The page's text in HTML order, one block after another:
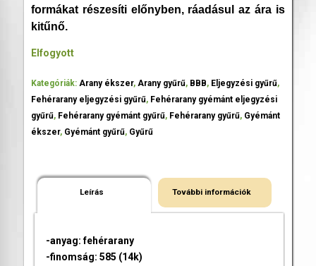
formákat részesíti előnyben, ráadásul az ára is
kitűnő.
Elfogyott
Kategóriák: Arany ékszer, Arany gyűrű, BBB, Eljegyzési gyűrű,
Fehérarany eljegyzési gyűrű, Fehérarany gyémánt eljegyzési
gyűrű, Fehérarany gyémánt gyűrű, Fehérarany gyűrű, Gyémánt
ékszer, Gyémánt gyűrű, Gyűrű
Leírás További információk
-anyag: fehérarany
-finomság: 585 (14k)